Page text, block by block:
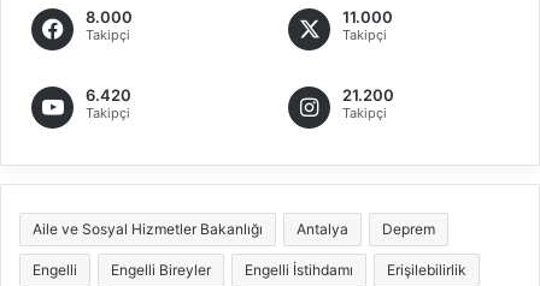
8.000
Takipçi
11.000
Takipçi
6.420
Takipçi
21.200
Takipçi
Aile ve Sosyal Hizmetler Bakanlığı Antalya Deprem
Engelli Engelli Bireyler Engelli İstihdamı Erişilebilirlik